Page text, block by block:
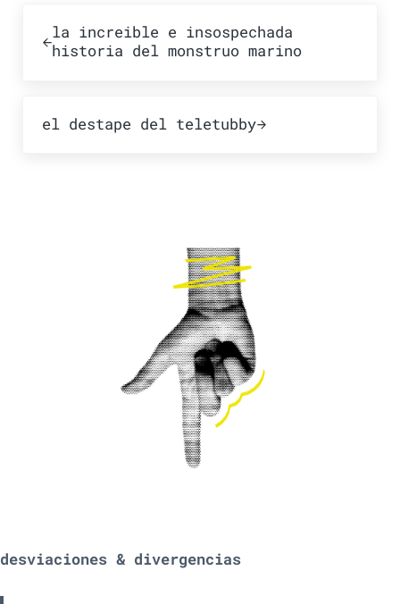
la increible e insospechada
historia del monstruo marino
el destape del teletubby
desviaciones & divergencias